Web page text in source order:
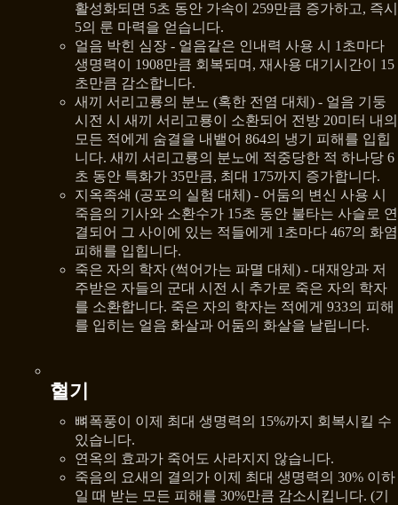
활성화되면 5초 동안 가속이 259만큼 증가하고, 즉시
5의 룬 마력을 얻습니다.
얼음 박힌 심장 - 얼음같은 인내력 사용 시 1초마다
생명력이 1908만큼 회복되며, 재사용 대기시간이 15
초만큼 감소합니다.
새끼 서리고룡의 분노 (혹한 전염 대체) - 얼음 기둥
시전 시 새끼 서리고룡이 소환되어 전방 20미터 내의
모든 적에게 숨결을 내뱉어 864의 냉기 피해를 입힙
니다. 새끼 서리고룡의 분노에 적중당한 적 하나당 6
초 동안 특화가 35만큼, 최대 175까지 증가합니다.
지옥족쇄 (공포의 실험 대체) - 어둠의 변신 사용 시
죽음의 기사와 소환수가 15초 동안 불타는 사슬로 연
결되어 그 사이에 있는 적들에게 1초마다 467의 화염
피해를 입힙니다.
죽은 자의 학자 (썩어가는 파멸 대체) - 대재앙과 저
주받은 자들의 군대 시전 시 추가로 죽은 자의 학자
를 소환합니다. 죽은 자의 학자는 적에게 933의 피해
를 입히는 얼음 화살과 어둠의 화살을 날립니다.
혈기
뼈폭풍이 이제 최대 생명력의 15%까지 회복시킬 수
있습니다.
연옥의 효과가 죽어도 사라지지 않습니다.
죽음의 요새의 결의가 이제 최대 생명력의 30% 이하
일 때 받는 모든 피해를 30%만큼 감소시킵니다. (기